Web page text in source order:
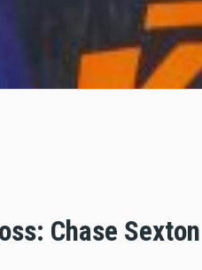
Chase